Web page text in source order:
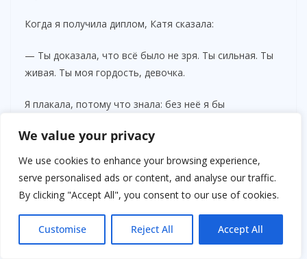
We value your privacy
We use cookies to enhance your browsing experience,
serve personalised ads or content, and analyse our traffic.
By clicking "Accept All", you consent to our use of cookies.
Customise Reject All Accept All
Когда я получила диплом, Катя сказала:
— Ты доказала, что всё было не зря. Ты сильная. Ты
живая. Ты моя гордость, девочка.
Я плакала, потому что знала: без неё я бы
потеряла себя окончательно.
Сегодня я пишу эти строки уже взрослой женщиной. Я
живу всё в том же Рыбинске, работаю с подростками,
которые переживают то, что когда-то разрывало
маленькую, испуганную, голодную девочку, которую